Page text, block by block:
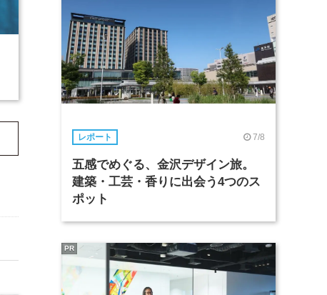
レポート 7/8
五感でめぐる、金沢デザイン旅。
建築・工芸・香りに出会う4つのス
ポット
PR